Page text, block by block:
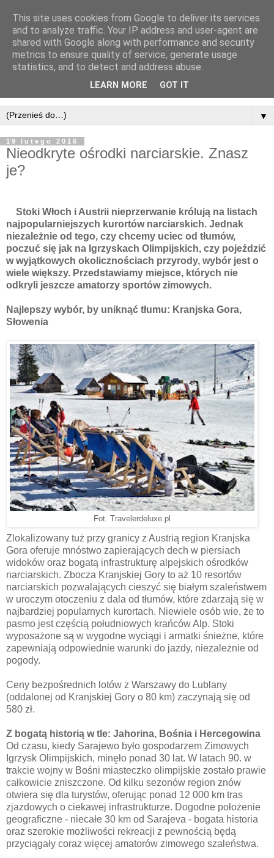
▼
19 lutego 2016
Nieodkryte ośrodki narciarskie. Znasz
je?
Stoki Włoch i Austrii nieprzerwanie królują na listach
najpopularniejszych kurortów narciarskich. Jednak
niezależnie od tego, czy chcemy uciec od tłumów,
poczuć się jak na Igrzyskach Olimpijskich, czy pojeździć
w wyjątkowych okolicznościach przyrody, wybór jest o
wiele większy. Przedstawiamy miejsce, których nie
odkryli jeszcze amatorzy sportów zimowych.
Najlepszy wybór, by uniknąć tłumu: Kranjska Gora,
Słowenia
Fot. Travelerdeluxe.pl
Zlokalizowany tuż przy granicy z Austrią region Kranjska
Gora oferuje mnóstwo zapierających dech w piersiach
widoków oraz bogatą infrastrukturę alpejskich ośrodków
narciarskich. Zbocza Kranjskiej Gory to aż 10 resortów
narciarskich pozwalających cieszyć się białym szaleństwem
w uroczym otoczeniu z dala od tłumów, które zdarzają się w
najbardziej popularnych kurortach. Niewiele osób wie, że to
pasmo jest częścią południowych krańców Alp. Stoki
wyposażone są w wygodne wyciągi i armatki śnieżne, które
zapewniają odpowiednie warunki do jazdy, niezależnie od
pogody.
Ceny bezpośrednich lotów z Warszawy do Lublany
(oddalonej od Kranjskiej Gory o 80 km) zaczynają się od
580 zł.
Z bogatą historią w tle: Jahorina, Bośnia i Hercegowina
Od czasu, kiedy Sarajewo było gospodarzem Zimowych
Igrzysk Olimpijskich, minęło ponad 30 lat. W latach 90. w
trakcie wojny w Bośni miasteczko olimpijskie zostało prawie
całkowicie zniszczone. Od kilku sezonów region znów
otwiera się dla turystów, oferując ponad 12 000 km tras
zjazdowych o ciekawej infrastrukturze. Dogodne położenie
geograficzne - niecałe 30 km od Sarajeva - bogata historia
oraz szerokie możliwości rekreacji z pewnością będą
przyciągały coraz więcej amatorów zimowego szaleństwa.
This site uses cookies from Google to deliver its services
and to analyze traffic. Your IP address and user-agent are
shared with Google along with performance and security
metrics to ensure quality of service, generate usage
statistics, and to detect and address abuse.
LEARN MORE GOT IT